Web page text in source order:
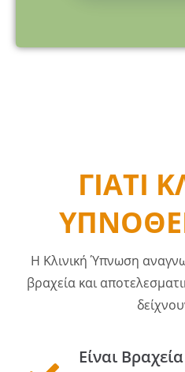
ΓΙΑΤΊ
Η Κλινική Ύπνωση
βραχεία και
Είναι